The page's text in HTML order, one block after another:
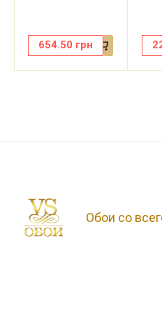
654.50 грн
Обои со